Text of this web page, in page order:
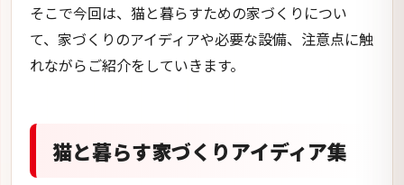
そこで今回は、猫と暮らすための家づくりについ
て、家づくりのアイディアや必要な設備、注意点に触
れながらご紹介をしていきます。
猫と暮らす家づくりアイディア集